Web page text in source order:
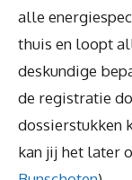
alle
thuis en loopt
deskundige
de registratie
dossierstukken
kan jij het later